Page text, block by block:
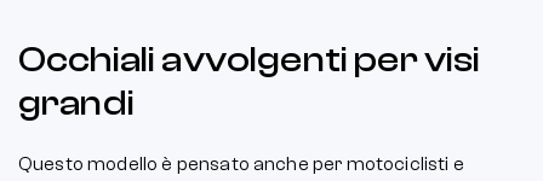
Occhiali avvolgenti per visi
grandi
Questo modello è pensato anche per motociclisti e